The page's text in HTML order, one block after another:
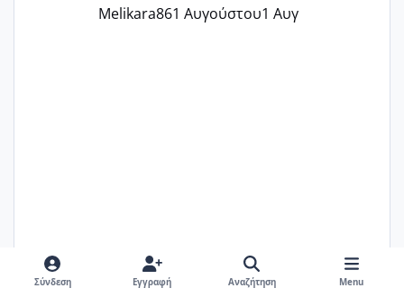
Melikara861 Αυγούστου1 Αυγ
Σύνδεση Εγγραφή Αναζήτηση Menu